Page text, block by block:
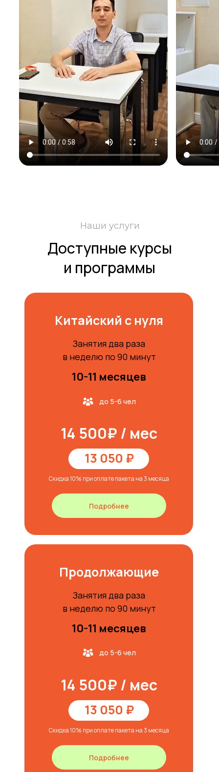
Доступные курсы
и программы
Наши услуги
Занятия два раза
в неделю по 90 минут
10-11 месяцев
Китайский с нуля
14 500₽ / мес
до 5-6 чел
до 5-6 чел
Подробнее
Скидка 10% при оплате пакета на 3 месяца
14 500₽ / мес
Продолжающие
10-11 месяцев
Занятия два раза
в неделю по 90 минут
13 050 ₽
Скидка 10% при оплате пакета на 3 месяца
Подробнее
13 050 ₽